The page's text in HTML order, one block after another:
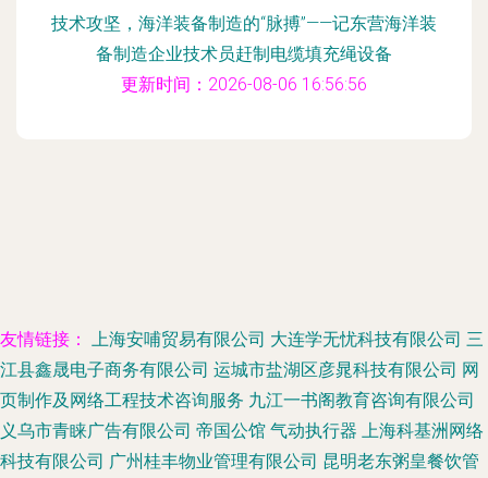
技术攻坚，海洋装备制造的“脉搏”——记东营海洋装
备制造企业技术员赶制电缆填充绳设备
更新时间：2026-08-06 16:56:56
友情链接： 上海安哺贸易有限公司 大连学无忧科技有限公司 三
江县鑫晟电子商务有限公司 运城市盐湖区彦晁科技有限公司 网
页制作及网络工程技术咨询服务 九江一书阁教育咨询有限公司
义乌市青睐广告有限公司 帝国公馆 气动执行器 上海科基洲网络
科技有限公司 广州桂丰物业管理有限公司 昆明老东粥皇餐饮管